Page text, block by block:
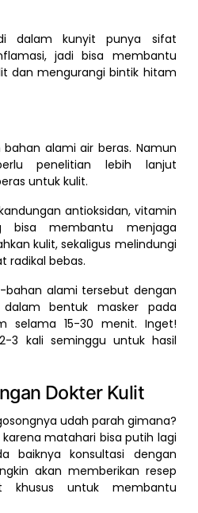
dalam kunyit punya sifat
jadi bisa membantu
dan mengurangi bintik hitam
alami air beras. Namun
penelitian lebih lanjut
untuk kulit.
antioksidan, vitamin
membantu menjaga
kulit, sekaligus melindungi
radikal bebas.
bahan alami tersebut dengan
dalam bentuk masker pada
selama 15-30 menit. Inget!
3 kali seminggu untuk hasil
Dokter Kulit
udah parah gimana?
matahari bisa putih lagi
baiknya konsultasi dengan
akan memberikan resep
untuk membantu